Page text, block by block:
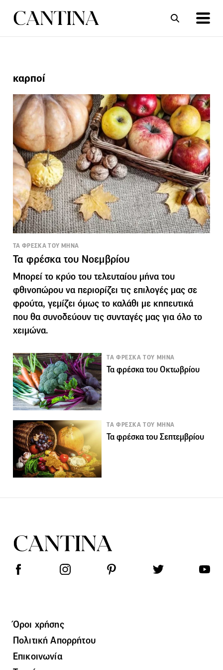
καρποί
ΤΑ ΦΡΕΣΚΑ ΤΟΥ ΜΗΝΑ
Τα φρέσκα του Νοεμβρίου
Μπορεί το κρύο του τελευταίου μήνα του
φθινοπώρου να περιορίζει τις επιλογές μας σε
φρούτα, γεμίζει όμως το καλάθι με κηπευτικά
που θα συνοδεύουν τις συνταγές μας για όλο το
χειμώνα.
ΤΑ ΦΡΕΣΚΑ ΤΟΥ ΜΗΝΑ
Τα φρέσκα του Οκτωβρίου
ΤΑ ΦΡΕΣΚΑ ΤΟΥ ΜΗΝΑ
Τα φρέσκα του Σεπτεμβρίου
Όροι χρήσης
Πολιτική Απορρήτου
Επικοινωνία